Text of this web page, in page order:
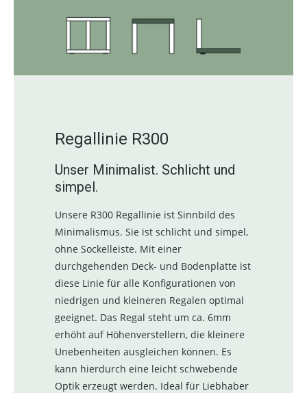
Regallinie R300
Unser Minimalist. Schlicht und
simpel.
Unsere R300 Regallinie ist Sinnbild des
Minimalismus. Sie ist schlicht und simpel,
ohne Sockelleiste. Mit einer
durchgehenden Deck- und Bodenplatte ist
diese Linie für alle Konfigurationen von
niedrigen und kleineren Regalen optimal
geeignet. Das Regal steht um ca. 6mm
erhöht auf Höhenverstellern, die kleinere
Unebenheiten ausgleichen können. Es
kann hierdurch eine leicht schwebende
Optik erzeugt werden. Ideal für Liebhaber